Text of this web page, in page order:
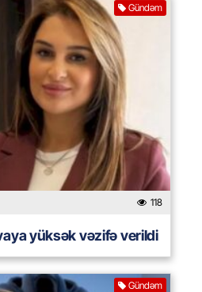
Gündəm
118
yüksək vəzifə verildi
Gündəm